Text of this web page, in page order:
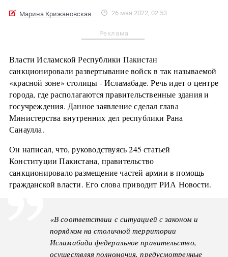
Марина Крижановская 26 мая 2022, 02:53
Реклама
Власти Исламской Республики Пакистан
санкционировали развертывание войск в так называемой
«красной зоне» столицы - Исламабаде. Речь идет о центре
города, где располагаются правительственные здания и
госучреждения. Данное заявление сделал глава
Министерства внутренних дел республики Рана
Санаулла.
Он написал, что, руководствуясь 245 статьей
Конституции Пакистана, правительство
санкционировало размещение частей армии в помощь
гражданской власти. Его слова приводит РИА Новости.
«В соответствии с ситуацией с законом и
порядком на столичной территории
Исламабада федеральное правительство,
осуществляя полномочия, предусмотренные